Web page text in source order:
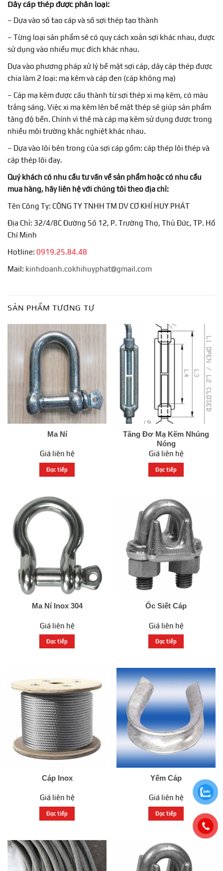
Dây cáp thép được phân loại:
– Dựa vào số tao cáp và số sợi thép tạo thành
– Từng loại sản phẩm sẽ có quy cách xoắn sợi khác nhau, được
sử dụng vào nhiều mục đích khác nhau.
Dựa vào phương pháp xử lý bề mặt sợi cáp, dây cáp thép được
chia làm 2 loại: mạ kẽm và cáp đen (cáp không mạ)
– Cáp mạ kẽm được cấu thành từ sợi thép xi mạ kẽm, có màu
trắng sáng. Việc xi mạ kẽm lên bề mặt thép sẽ giúp sản phẩm
tăng độ bền. Chính vì thế mà cáp mạ kẽm sử dụng được trong
nhiều môi trường khắc nghiệt khác nhau.
– Dựa vào lõi bên trong của sợi cáp gồm: cáp thép lõi thép và
cáp thép lõi đay.
Quý khách có nhu cầu tư vấn về sản phẩm hoặc có nhu cầu
mua hàng, hãy liên hệ với chúng tôi theo địa chỉ:
Tên Công Ty: CÔNG TY TNHH TM DV CƠ KHÍ HUY PHÁT
Địa Chỉ: 32/4/8C Đường Số 12, P. Trường Thọ, Thủ Đức, TP. Hồ
Chí Minh
Hotline: 0919.25.84.48
Mail: kinhdoanh.cokhihuyphat@gmail.com
SẢN PHẨM TƯƠNG TỰ
Ma Ní
Giá liên hệ
Đọc tiếp
Tăng Đơ Mạ Kẽm Nhúng
Nóng
Giá liên hệ
Đọc tiếp
Ma Ní Inox 304
Giá liên hệ
Đọc tiếp
Ốc Siết Cáp
Giá liên hệ
Đọc tiếp
Cáp Inox
Giá liên hệ
Đọc tiếp
Yếm Cáp
Giá liên hệ
Đọc tiếp